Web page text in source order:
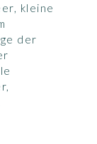
kleine
der